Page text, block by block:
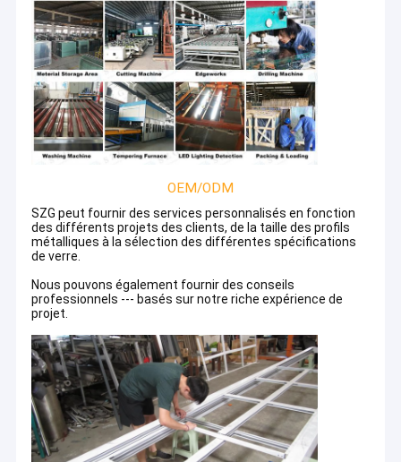
OEM/ODM
SZG peut fournir des services personnalisés en fonction
des différents projets des clients, de la taille des profils
métalliques à la sélection des différentes spécifications
de verre.
Nous pouvons également fournir des conseils
professionnels --- basés sur notre riche expérience de
projet.